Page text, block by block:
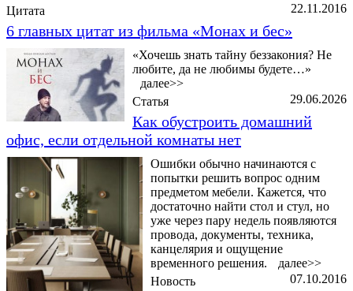
22.11.2016
Цитата
6 главных цитат из фильма «Монах и бес»
«Хочешь знать тайну беззакония? Не
любите, да не любимы будете…»
далее>>
29.06.2026
Статья
Как обустроить домашний
офис, если отдельной комнаты нет
Ошибки обычно начинаются с
попытки решить вопрос одним
предметом мебели. Кажется, что
достаточно найти стол и стул, но
уже через пару недель появляются
провода, документы, техника,
канцелярия и ощущение
временного решения.
далее>>
07.10.2016
Новость